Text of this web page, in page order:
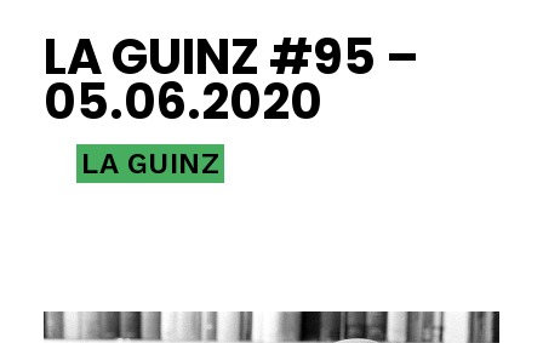
LA GUINZ #95 –
05.06.2020
LA GUINZ